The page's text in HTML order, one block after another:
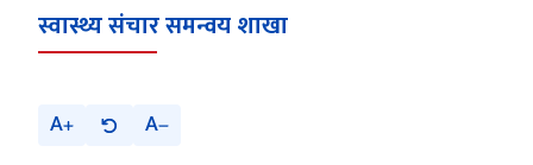
स्वास्थ्य संचार समन्वय शाखा
A A